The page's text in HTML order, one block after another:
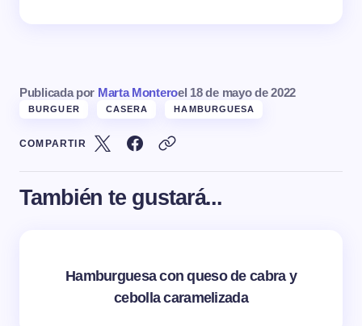
Publicada por Marta Monteroel 18 de mayo de 2022
BURGUER CASERA HAMBURGUESA
COMPARTIR
También te gustará...
Hamburguesa con queso de cabra y
cebolla caramelizada